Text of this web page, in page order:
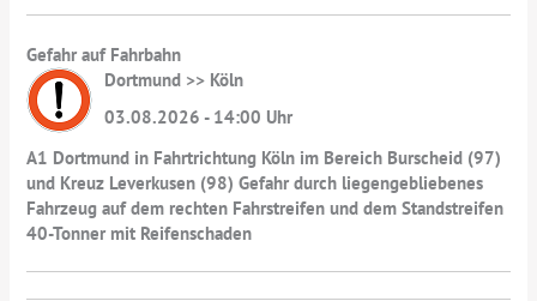
Gefahr auf Fahrbahn
Dortmund >> Köln
03.08.2026 - 14:00 Uhr
A1 Dortmund in Fahrtrichtung Köln im Bereich Burscheid (97)
und Kreuz Leverkusen (98) Gefahr durch liegengebliebenes
Fahrzeug auf dem rechten Fahrstreifen und dem Standstreifen
40-Tonner mit Reifenschaden